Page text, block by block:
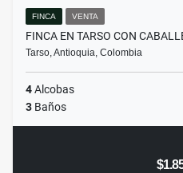
FINCA VENTA
FINCA EN TARSO CON
Tarso, Antioquia, Colombia
4Alcobas
3 Baños